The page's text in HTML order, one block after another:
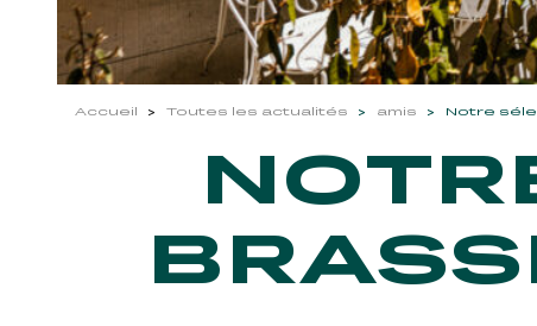
Accueil Toutes les actualités amis Notre